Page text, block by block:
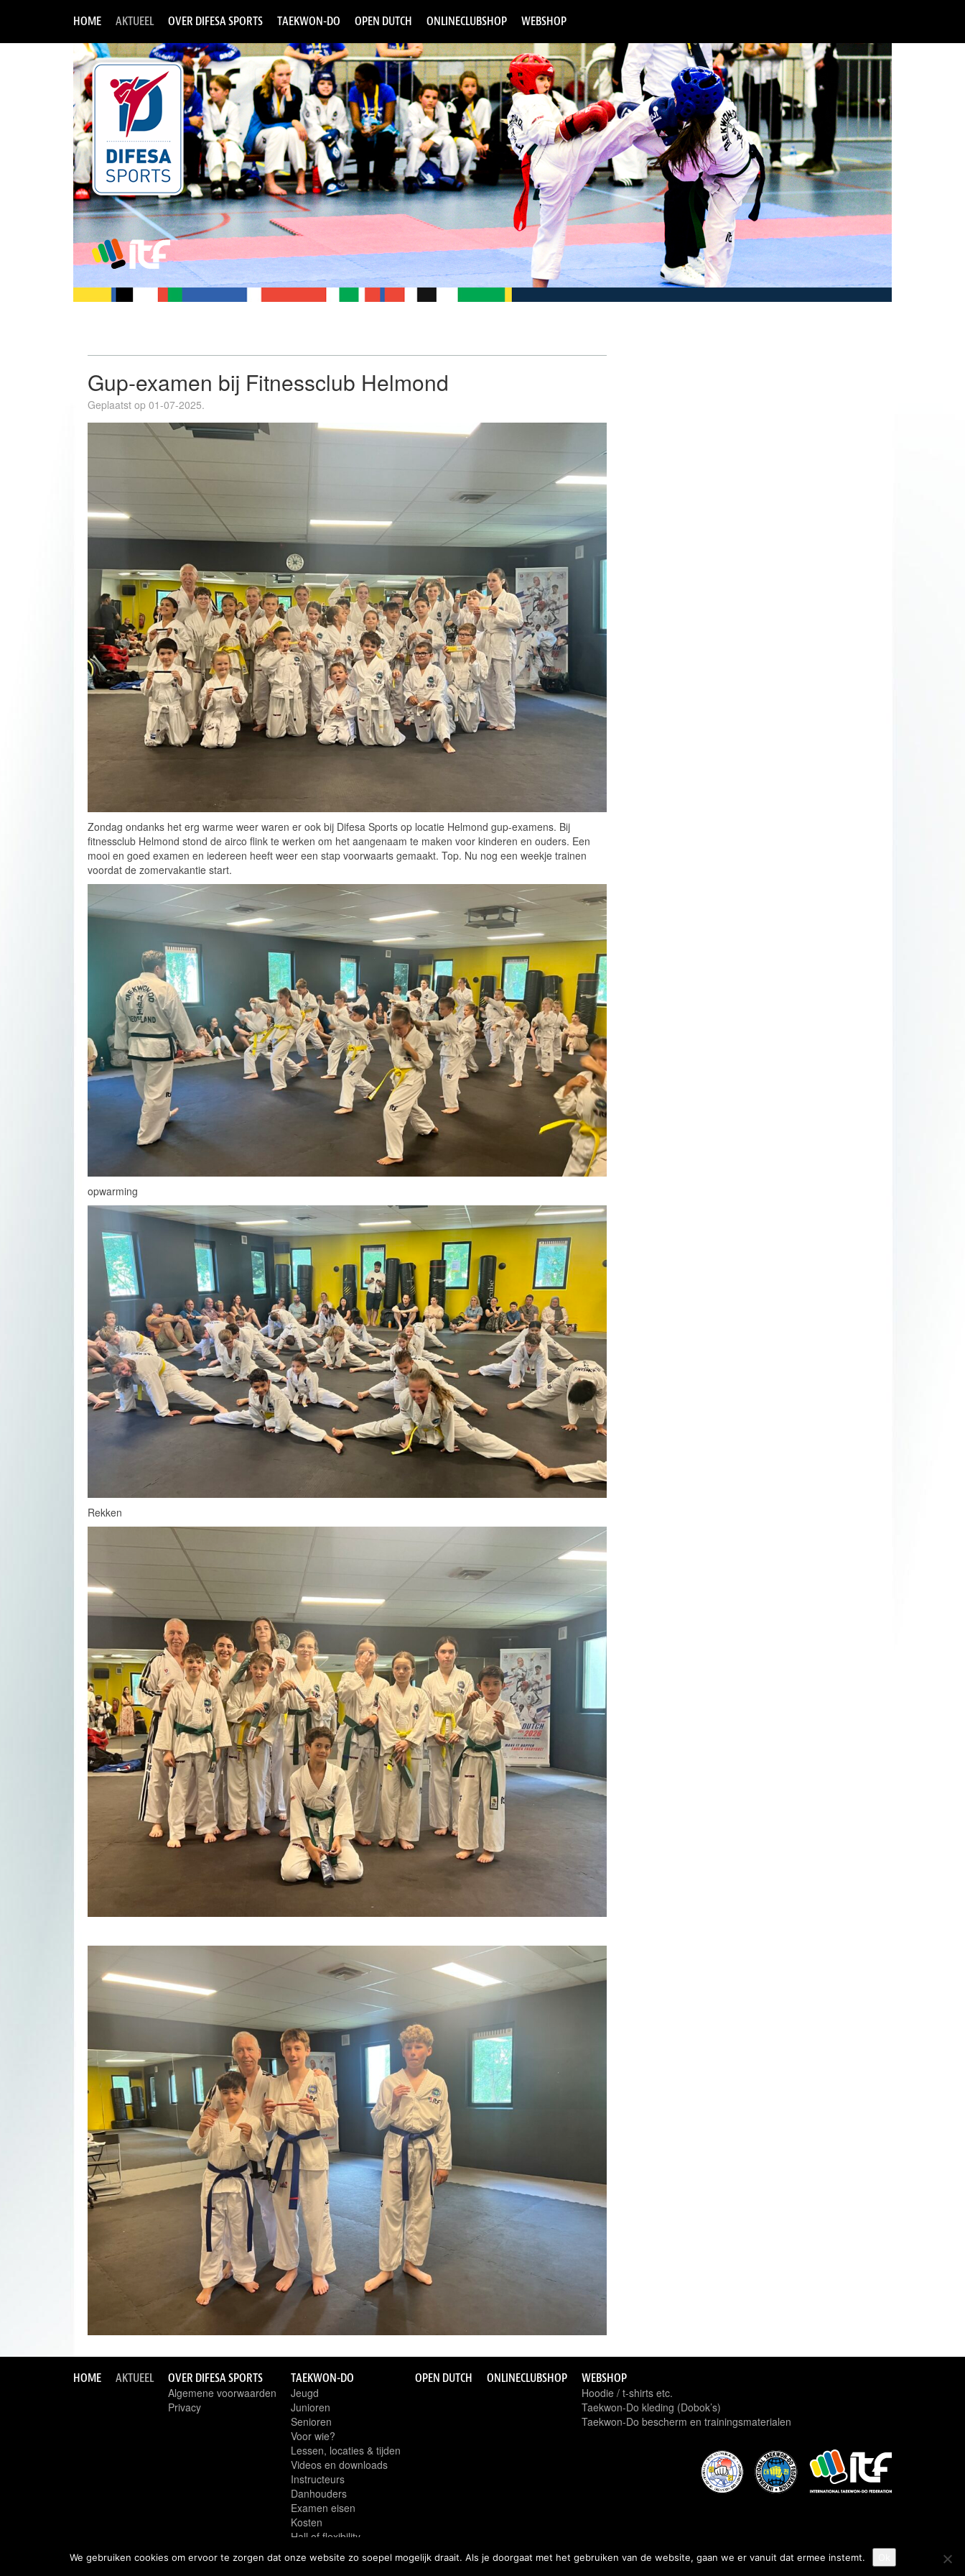
HOME AKTUEEL OVER DIFESA SPORTS TAEKWON-DO OPEN DUTCH ONLINECLUBSHOP WEBSHOP
Gup-examen bij Fitnessclub Helmond
Geplaatst op 01-07-2025.
Zondag ondanks het erg warme weer waren er ook bij Difesa Sports op locatie Helmond gup-examens. Bij
fitnessclub Helmond stond de airco flink te werken om het aangenaam te maken voor kinderen en ouders. Een
mooi en goed examen en iedereen heeft weer een stap voorwaarts gemaakt. Top. Nu nog een weekje trainen
voordat de zomervakantie start.
opwarming
Rekken
HOME AKTUEEL OVER DIFESA SPORTS
Algemene voorwaarden
Privacy
TAEKWON-DO
Jeugd
Junioren
Senioren
Voor wie?
Lessen, locaties & tijden
Videos en downloads
Instructeurs
Danhouders
Examen eisen
Kosten
Hall of flexibility
Links
OPEN DUTCH ONLINECLUBSHOP WEBSHOP
Hoodie / t-shirts etc.
Taekwon-Do kleding (Dobok’s)
Taekwon-Do bescherm en trainingsmaterialen
We gebruiken cookies om ervoor te zorgen dat onze website zo soepel mogelijk draait. Als je doorgaat met het gebruiken van de website, gaan we er vanuit dat ermee instemt.